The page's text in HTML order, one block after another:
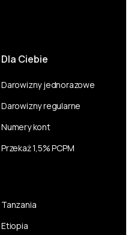
Dla Ciebie
Darowizny jednorazowe
Darowizny regularne
Numery kont
Przekaż 1,5% PCPM
Tanzania
Etiopia